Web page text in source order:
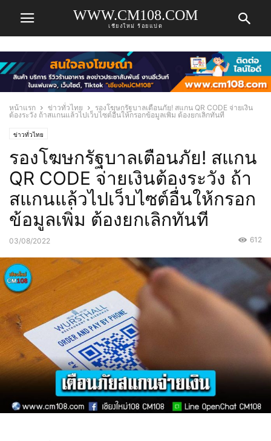
WWW.CM108.COM
เชียงใหม่ ร้อยแปด
หน้าแรก ข่าวทั่วไทย
รองโฆษกรัฐบาลเตือนภัย! สแกน QR CODE จ่ายเงิน
ต้องระวัง ถ้าสแกนแล้วไปเว็บไซต์อื่นให้กรอกข้อมูลเพิ่ม ต้องยกเลิกทันที
ข่าวทั่วไทย
รองโฆษกรัฐบาลเตือนภัย! สแกน
QR CODE จ่ายเงินต้องระวัง ถ้า
สแกนแล้วไปเว็บไซต์อื่นให้กรอก
ข้อมูลเพิ่ม ต้องยกเลิกทันที
03/08/2022 612